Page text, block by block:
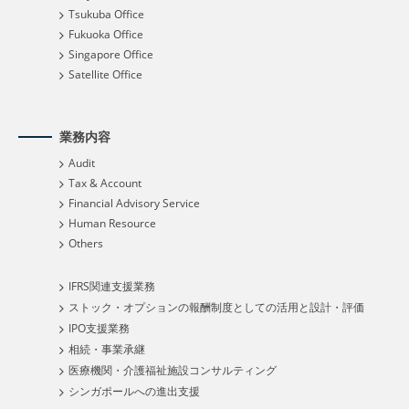
Tsukuba Office
Fukuoka Office
Singapore Office
Satellite Office
業務内容
Audit
Tax & Account
Financial Advisory Service
Human Resource
Others
IFRS関連支援業務
ストック・オプションの報酬制度としての活用と設計・評価
IPO支援業務
相続・事業承継
医療機関・介護福祉施設コンサルティング
シンガポールへの進出支援